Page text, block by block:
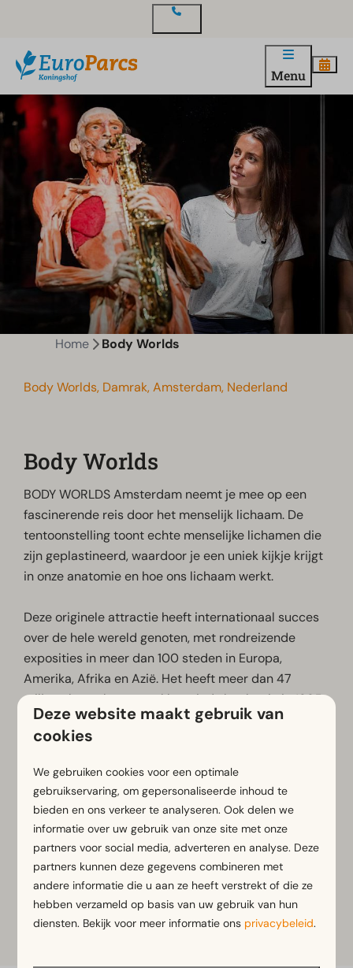
Menu
Home Body Worlds
Body Worlds, Damrak, Amsterdam, Nederland
Body Worlds
BODY WORLDS Amsterdam neemt je mee op een
fascinerende reis door het menselijk lichaam. De
tentoonstelling toont echte menselijke lichamen die
zijn geplastineerd, waardoor je een uniek kijkje krijgt
in onze anatomie en hoe ons lichaam werkt.
Deze originele attractie heeft internationaal succes
over de hele wereld genoten, met rondreizende
exposities in meer dan 100 steden in Europa,
Amerika, Afrika en Azië. Het heeft meer dan 47
miljoen bezoekers getrokken sinds het begin in 1995.
Ben je klaar voor een onvergetelijke ervaring? Breng
dan een bezoek aan de permanente BODY WORLDS
Klik voor meer informatie of tickets met korting op
een van onderstaande buttons.
Meer informatie
Deze website maakt gebruik van
cookies
We gebruiken cookies voor een optimale
gebruikservaring, om gepersonaliseerde inhoud te
bieden en ons verkeer te analyseren. Ook delen we
informatie over uw gebruik van onze site met onze
partners voor social media, adverteren en analyse. Deze
partners kunnen deze gegevens combineren met
andere informatie die u aan ze heeft verstrekt of die ze
hebben verzameld op basis van uw gebruik van hun
diensten. Bekijk voor meer informatie ons privacybeleid.